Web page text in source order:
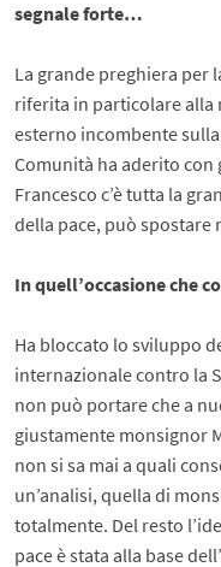
segnale forte…
La grande preghiera per
riferita in particolare alla
esterno incombente
Comunità ha aderito con
Francesco c’è tutta la
della pace, può
In quell’occasione che
Ha bloccato lo sviluppo
internazionale contro la
non può portare che a
giustamente monsignor
non si sa mai a quali
un’analisi, quella di
totalmente. Del resto
pace è stata alla base